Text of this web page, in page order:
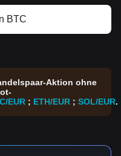
BTC
Aktion ohne
EUR ; ETH/EUR ; SOL/EUR.